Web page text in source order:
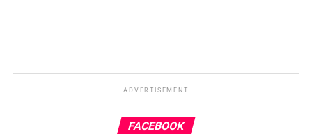
ADVERTISEMENT
FACEBOOK